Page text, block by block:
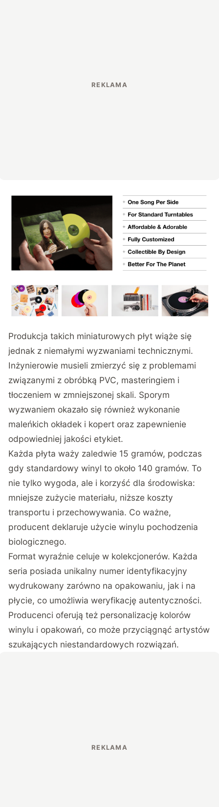
Produkcja takich miniaturowych płyt wiąże się
jednak z niemałymi wyzwaniami technicznymi.
Inżynierowie musieli zmierzyć się z problemami
związanymi z obróbką PVC, masteringiem i
tłoczeniem w zmniejszonej skali. Sporym
wyzwaniem okazało się również wykonanie
maleńkich okładek i kopert oraz zapewnienie
odpowiedniej jakości etykiet.
Każda płyta waży zaledwie 15 gramów, podczas
gdy standardowy winyl to około 140 gramów. To
nie tylko wygoda, ale i korzyść dla środowiska:
mniejsze zużycie materiału, niższe koszty
transportu i przechowywania. Co ważne,
producent deklaruje użycie winylu pochodzenia
biologicznego.
Format wyraźnie celuje w kolekcjonerów. Każda
seria posiada unikalny numer identyfikacyjny
wydrukowany zarówno na opakowaniu, jak i na
płycie, co umożliwia weryfikację autentyczności.
Producenci oferują też personalizację kolorów
winylu i opakowań, co może przyciągnąć artystów
szukających niestandardowych rozwiązań.